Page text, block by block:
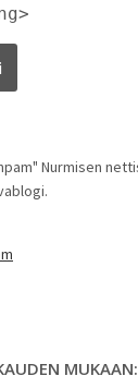
Nurmisen
MUKAAN: